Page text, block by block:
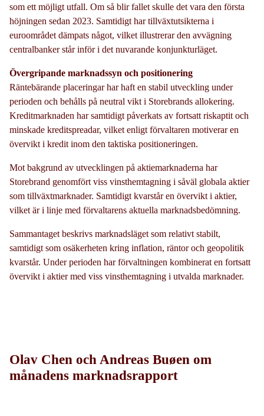
som ett möjligt utfall. Om så blir fallet skulle det vara den första
höjningen sedan 2023. Samtidigt har tillväxtutsikterna i
euroområdet dämpats något, vilket illustrerar den avvägning
centralbanker står inför i det nuvarande konjunkturläget.
Övergripande marknadssyn och positionering
Räntebärande placeringar har haft en stabil utveckling under
perioden och behålls på neutral vikt i Storebrands allokering.
Kreditmarknaden har samtidigt påverkats av fortsatt riskaptit och
minskade kreditspreadar, vilket enligt förvaltaren motiverar en
övervikt i kredit inom den taktiska positioneringen.
Mot bakgrund av utvecklingen på aktiemarknaderna har
Storebrand genomfört viss vinsthemtagning i såväl globala aktier
som tillväxtmarknader. Samtidigt kvarstår en övervikt i aktier,
vilket är i linje med förvaltarens aktuella marknadsbedömning.
Sammantaget beskrivs marknadsläget som relativt stabilt,
samtidigt som osäkerheten kring inflation, räntor och geopolitik
kvarstår. Under perioden har förvaltningen kombinerat en fortsatt
övervikt i aktier med viss vinsthemtagning i utvalda marknader.
Olav Chen och Andreas Buøen om
månadens marknadsrapport